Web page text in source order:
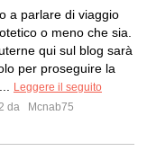
a parlare di viaggio
o meno che sia.
qui sul blog sarà
per proseguire la
Leggere il seguito
da
Mcnab75